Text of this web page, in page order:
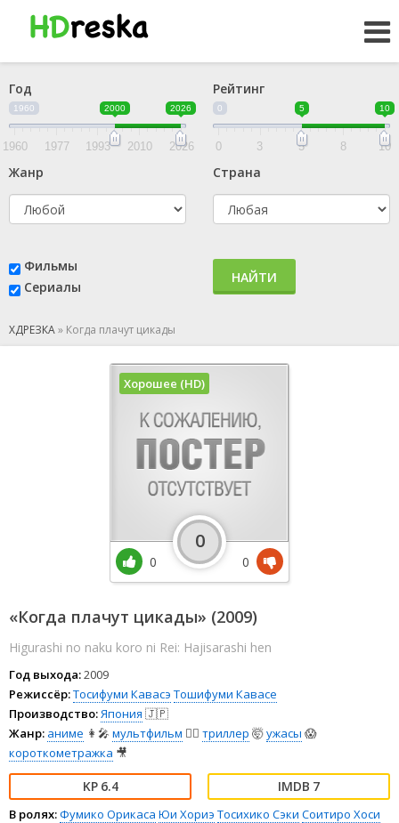
Год
1960 2000 2026
1960 1977 1993 2010 2026
Рейтинг
0 5 10
0 3 5 8 10
Жанр Страна
Фильмы
Сериалы
НАЙТИ
ХДРЕЗКА» Когда плачут цикады
«Когда плачут цикады» (2009)
Higurashi no naku koro ni Rei: Hajisarashi hen
Год выхода:2009
Режиссёр:Тосифуми Кавасэ Тошифуми Кавасе
Производство:Япония 🇯🇵
Жанр: аниме 👩‍🎤 мультфильм 🧚‍♀️ триллер 🤯ужасы 😱
короткометражка 🎥
6.4 7
В ролях:Фумико Орикаса Юи Хориэ Тосихико Сэки Соитиро Хоси
Хорошее (HD)
0
0
0